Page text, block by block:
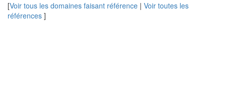
[Voir tous les domaines faisant référence | Voir toutes les
références ]